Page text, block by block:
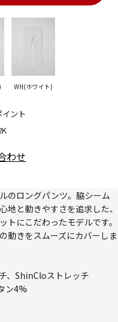
イント
WH(ホワイト)
わせ
のロングパンツ。脇シーム
地と動きやすさを追求した、
にこだわったモデルです。
動きをスムーズにカバーしま
、ShinCloストレッチ
ン4%